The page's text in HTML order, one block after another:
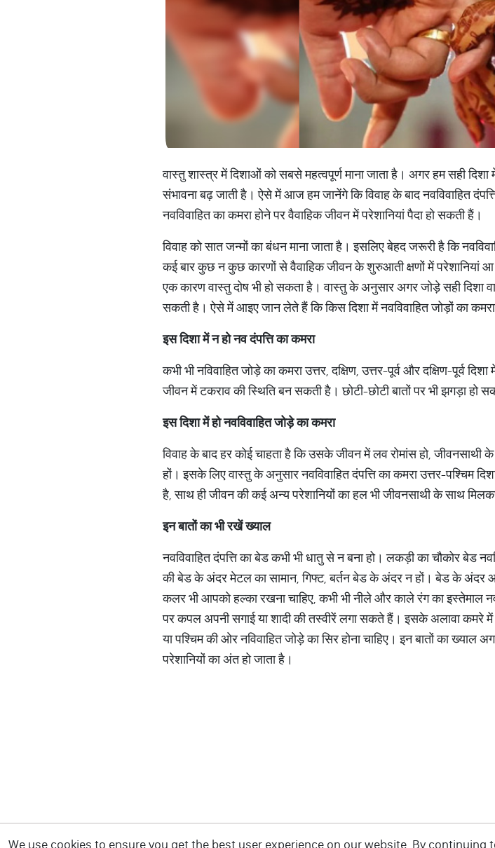
वास्तु शास्त्र में दिशाओं को सबसे महत्वपूर्ण माना जाता है। अगर हम सही
संभावना बढ़ जाती है। ऐसे में आज हम जानेंगे कि विवाह के बाद नवविवाहित
नवविवाहित का कमरा होने पर वैवाहिक जीवन में परेशानियां पैदा हो सकती हैं।
विवाह को सात जन्मों का बंधन माना जाता है। इसलिए बेहद जरूरी है कि
कई बार कुछ न कुछ कारणों से वैवाहिक जीवन के शुरुआती क्षणों में
एक कारण वास्तु दोष भी हो सकता है। वास्तु के अनुसार अगर जोड़े सही दिशा
सकती है। ऐसे में आइए जान लेते हैं कि किस दिशा में नवविवाहित जोड़ों का कमरा
इसदिशामेंनहोनवदंपत्तिकाकमरा
कभी भी नविवाहित जोड़े का कमरा उत्तर, दक्षिण, उत्तर-पूर्व और दक्षिण-पूर्व
जीवन में टकराव की स्थिति बन सकती है। छोटी-छोटी बातों पर भी झगड़ा हो
इसदिशामेंहोनवविवाहितजोड़ेकाकमरा
विवाह के बाद हर कोई चाहता है कि उसके जीवन में लव रोमांस हो,
हों। इसके लिए वास्तु के अनुसार नवविवाहित दंपत्ति का कमरा उत्तर-पश्चिम
है, साथ ही जीवन की कई अन्य परेशानियों का हल भी जीवनसाथी के साथ
इनबातोंकाभीरखेंख्याल
नवविवाहित दंपत्ति का बेड कभी भी धातु से न बना हो। लकड़ी का चौकोर बेड
की बेड के अंदर मेटल का सामान, गिफ्ट, बर्तन बेड के अंदर न हों। बेड के अंदर
कलर भी आपको हल्का रखना चाहिए, कभी भी नीले और काले रंग का इस्तेमाल
पर कपल अपनी सगाई या शादी की तस्वीरें लगा सकते हैं। इसके अलावा कमरे
या पश्चिम की ओर नविवाहित जोड़े का सिर होना चाहिए। इन बातों का
परेशानियों का अंत हो जाता है।
We use cookies to ensure you get the best user experience on our website. By continuing